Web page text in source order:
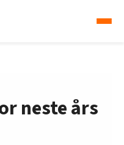
neste års